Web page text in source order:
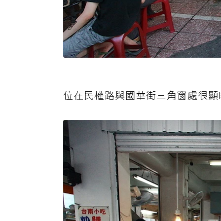
位在民權路與國華街三角窗處很